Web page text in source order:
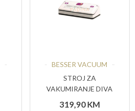
BESSER VACUUM
STROJ ZA
VAKUMIRANJE DIVA
319,90KM